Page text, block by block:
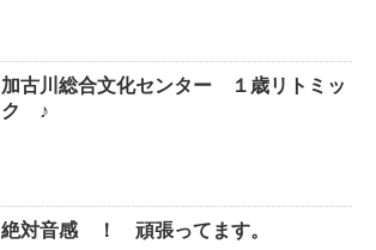
加古川総合文化センター １歳リトミッ
ク ♪
絶対音感 ！ 頑張ってます。